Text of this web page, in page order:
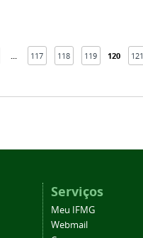
117 118 119 120 121
Serviços
Meu IFMG
Webmail